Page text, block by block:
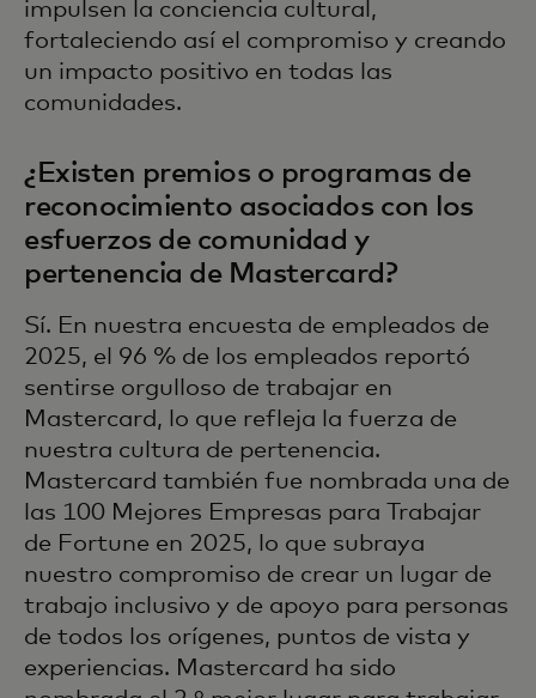
impulsen la conciencia cultural,
fortaleciendo así el compromiso y creando
un impacto positivo en todas las
comunidades.
¿Existen premios o programas de
reconocimiento asociados con los
esfuerzos de comunidad y
pertenencia de Mastercard?
Sí. En nuestra encuesta de empleados de
2025, el 96 % de los empleados reportó
sentirse orgulloso de trabajar en
Mastercard, lo que refleja la fuerza de
nuestra cultura de pertenencia.
Mastercard también fue nombrada una de
las 100 Mejores Empresas para Trabajar
de Fortune en 2025, lo que subraya
nuestro compromiso de crear un lugar de
trabajo inclusivo y de apoyo para personas
de todos los orígenes, puntos de vista y
experiencias. Mastercard ha sido